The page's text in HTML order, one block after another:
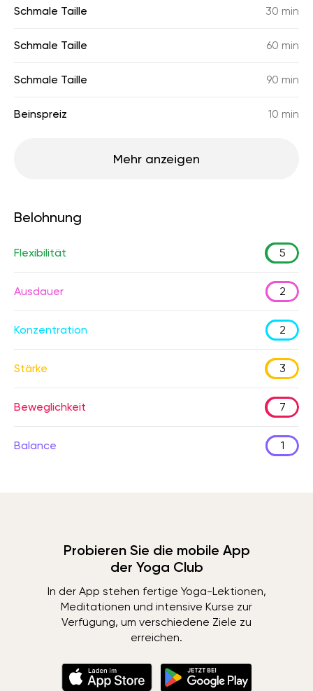
Schmale Taille 30 min
Schmale Taille 60 min
Schmale Taille 90 min
Beinspreiz 10 min
Mehr anzeigen
Belohnung
Flexibilität 5
Ausdauer 2
Konzentration 2
Stärke 3
Beweglichkeit 7
Balance 1
Probieren Sie die mobile App
der Yoga Club
In der App stehen fertige Yoga-Lektionen,
Meditationen und intensive Kurse zur
Verfügung, um verschiedene Ziele zu
erreichen.